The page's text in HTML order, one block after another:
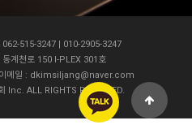
062-515-3247 | 010-2905-3247
동계천로 150 I-PLEX 301호
이메일 : dkimsiljang@naver.com
Inc. ALL RIGHTS RESERVED.